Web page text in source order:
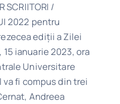
SCRIITORI /
2022 pentru
ediții a Zilei
ianuarie 2023, ora
Universitare
va fi compus din trei
Andreea